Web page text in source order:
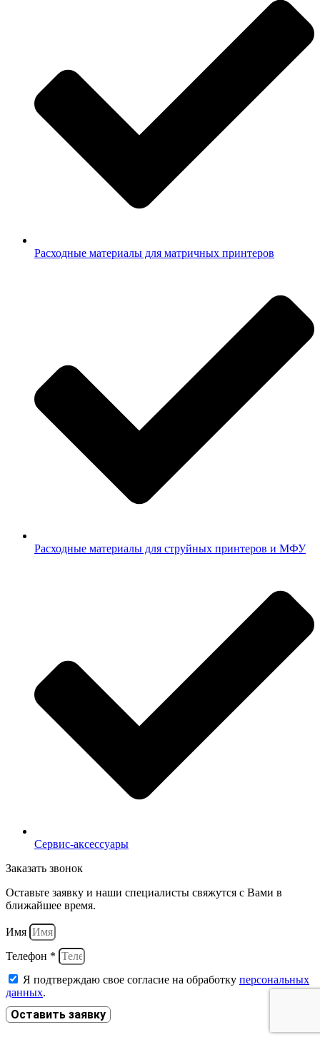
Расходные материалы для матричных принтеров
Расходные материалы для струйных принтеров и МФУ
Сервис-аксессуары
Заказать звонок
Оставьте заявку и наши специалисты свяжутся с Вами в
ближайшее время.
Имя
Телефон *
Я подтверждаю свое согласие на обработку персональных
данных.
Оставить заявку